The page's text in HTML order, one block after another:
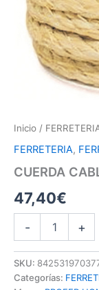
Inicio /
FERRETERIA,
CUERDA
47,40€
- +
SKU:
Categorías: